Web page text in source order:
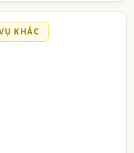
KHÁC